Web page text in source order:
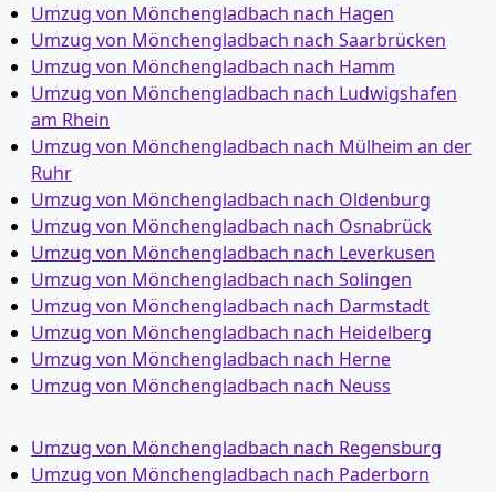
Umzug von Mönchen­gladbach nach Hagen
Umzug von Mönchen­gladbach nach Saarbrücken
Umzug von Mönchen­gladbach nach Hamm
Umzug von Mönchen­gladbach nach Ludwigshafen
am Rhein
Umzug von Mönchen­gladbach nach Mülheim an der
Ruhr
Umzug von Mönchen­gladbach nach Oldenburg
Umzug von Mönchen­gladbach nach Osnabrück
Umzug von Mönchen­gladbach nach Leverkusen
Umzug von Mönchen­gladbach nach Solingen
Umzug von Mönchen­gladbach nach Darmstadt
Umzug von Mönchen­gladbach nach Heidelberg
Umzug von Mönchen­gladbach nach Herne
Umzug von Mönchen­gladbach nach Neuss
Umzug von Mönchen­gladbach nach Regensburg
Umzug von Mönchen­gladbach nach Paderborn